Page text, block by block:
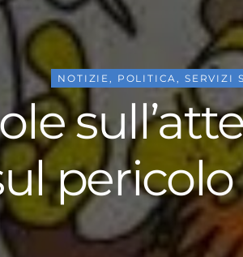
NOTIZIE POLITICA SERVIZI